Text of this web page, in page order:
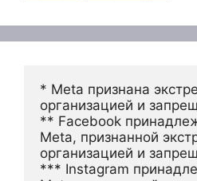
* Meta признана
организацией и
** Facebook
Meta, признанной
организацией и
*** Instagram